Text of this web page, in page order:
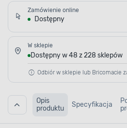
Zamówienie online
Dostępny
W sklepie
Dostępny w 48 z 228 sklepów
Odbiór w sklepie lub Bricomacie
Opis
produktu
Specyfikacja